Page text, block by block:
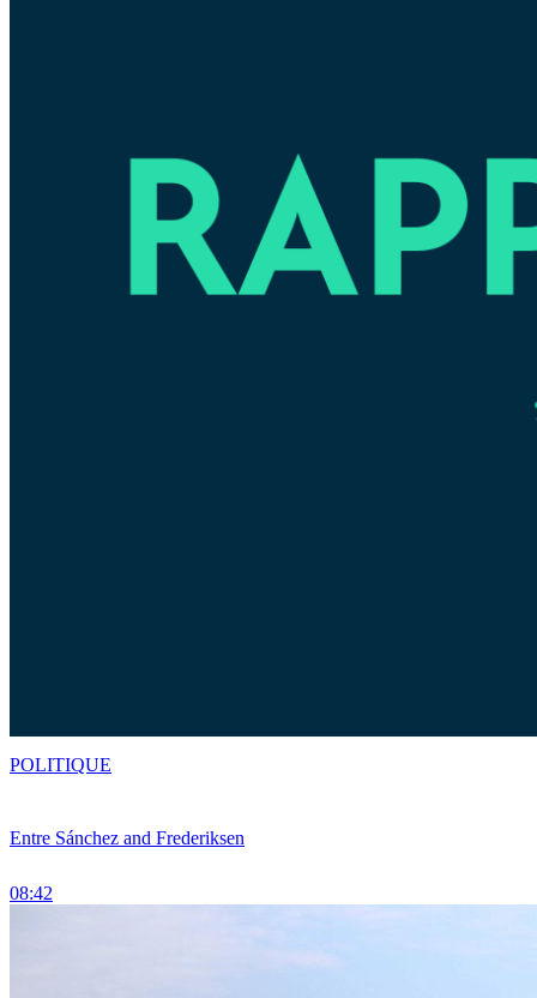
Entre Sánchez and Frederiksen
08:42
POLITIQUE